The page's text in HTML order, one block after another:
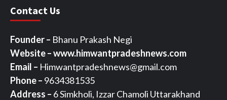
Contact Us
Founder – Bhanu Prakash Negi
Website – www.himwantpradeshnews.com
Email – Himwantpradeshnews@gmail.com
Phone – 9634381535
Address – 6 Simkholi, Izzar Chamoli Uttarakhand